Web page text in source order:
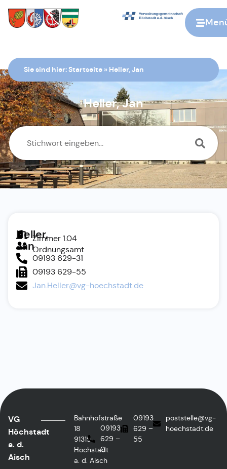
Sie sind hier:Startseite » Heller, Jan
Heller, Jan
Heller,
Jan
Zimmer 1.04
Ordnungsamt
09193 629-31
09193 629-55
Jan.Heller@vg-hoechstadt.de
VG
Höchstadt
a. d.
Aisch
Bahnhofstraße
18
91315
Höchstadt
a. d. Aisch
09193
629 –
0
09193
629 –
55
poststelle@vg-
hoechstadt.de